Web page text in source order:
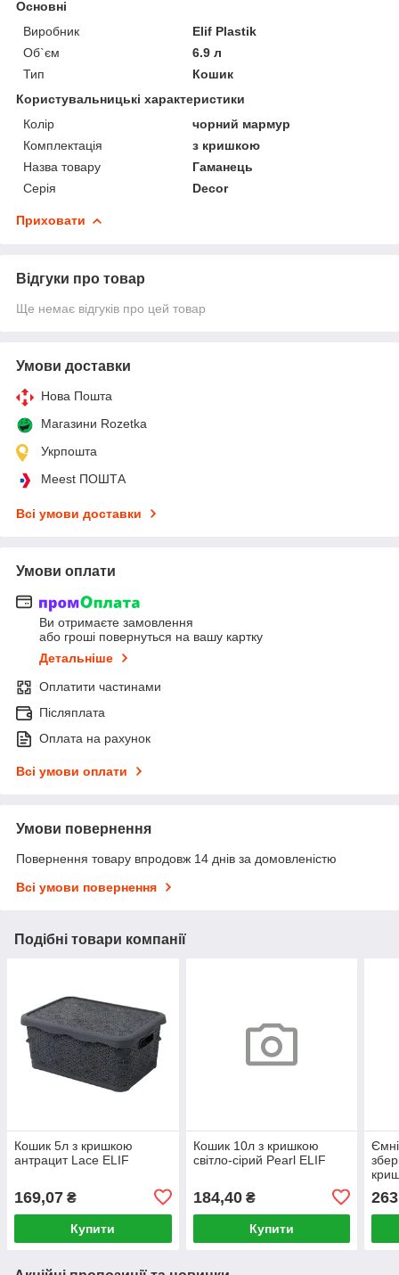
Основні
Виробник
Elif Plastik
Об`єм
6.9 л
Тип
Кошик
Користувальницькі характеристики
Колір
чорний мармур
Комплектація
з кришкою
Назва товару
Гаманець
Серія
Decor
Приховати
Відгуки про товар
Ще немає відгуків про цей товар
Умови доставки
Нова Пошта
Магазини Rozetka
Укрпошта
Meest ПОШТА
Всі умови доставки
Умови оплати
Ви отримаєте замовлення
або гроші повернуться на вашу картку
Детальніше
Оплатити частинами
Післяплата
Оплата на рахунок
Всі умови оплати
Умови повернення
Повернення товару впродовж 14 днів за домовленістю
Всі умови повернення
Подібні товари компанії
Кошик 5л з кришкою
антрацит Lace ELIF
169,07 ₴
Купити
Кошик 10л з кришкою
світло-сірий Pearl ELIF
184,40₴
Купити